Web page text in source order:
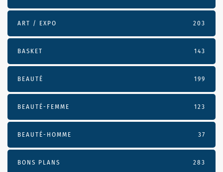
ART / EXPO 203
BASKET 143
BEAUTÉ 199
BEAUTÉ-FEMME 123
BEAUTÉ-HOMME 37
BONS PLANS 283